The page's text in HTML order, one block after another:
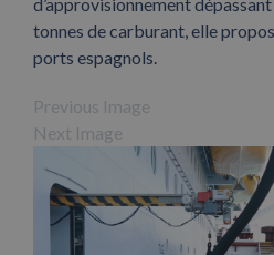
tonnes de carburant, elle
ports espagnols.
Previous Image
Next Image